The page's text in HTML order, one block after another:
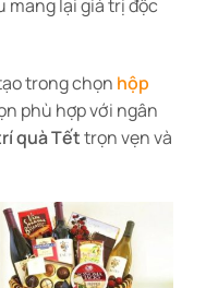
mang lại giá trị độc
trong chọn hộp
phù hợp với ngân
quà Tếttrọn vẹn và